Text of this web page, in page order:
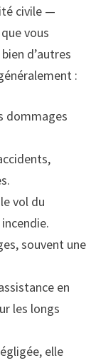
civile —
vous
d’autres
:
dommages
vol du
souvent une
en
les longs
elle